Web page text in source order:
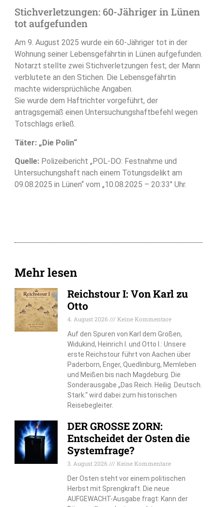
Stichverletzungen: 60-Jähriger in Lünen
tot aufgefunden
Am 9. August 2025 wurde ein 60-Jähriger tot in der
Wohnung seiner Lebensgefährtin in Lünen aufgefunden.
Notarzt stellte zwei Stichverletzungen fest; der Mann
verblutete an den Stichen. Die Lebensgefährtin
machte widersprüchliche Angaben.
Sie wurde dem Haftrichter vorgeführt, der
antragsgemäß einen Untersuchungshaftbefehl wegen
Totschlags erließ.
Täter: „Die Polin“
Quelle: Polizeibericht „POL-DO: Festnahme und
Untersuchungshaft nach einem Tötungsdelikt am
09.08.2025 in Lünen“ vom „10.08.2025 – 20:33″ Uhr.
Mehr lesen
Reichstour I: Von Karl zu
Otto
4. August 2026
Keine Kommentare
Auf den Spuren von Karl dem Großen,
Widukind, Heinrich I. und Otto I.: Unsere
erste Reichstour führt von Aachen über
Paderborn, Enger, Quedlinburg, Memleben
und Meißen bis nach Magdeburg. Die
Sonderausgabe „Das Reich. Heilig. Deutsch.
Stark.“ wird dabei zum historischen
Reisebegleiter.
DER GROSSE ZORN:
Entscheidet der Osten die
Systemfrage?
3. August 2026
Keine Kommentare
Der Osten steht vor einem politischen
Herbst mit Sprengkraft. Die neue
AUFGEWACHT-Ausgabe fragt: Kann der